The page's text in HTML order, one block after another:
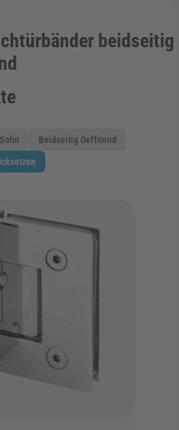
Aussenverglasung
beidseitig
Beidseitig Oeffnend